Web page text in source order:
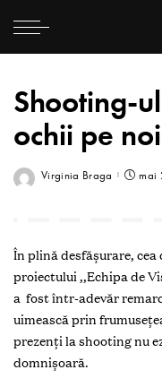
Shooting-
ochii pe
Virginia Braga mai
În plină desfășurare,
proiectului ,,Echipa de
a fost într-adevăr
uimească prin
prezenți la shooting nu
domnișoară.